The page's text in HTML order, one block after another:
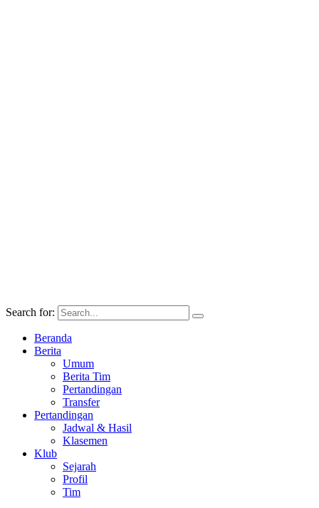
Search for:
Beranda
Berita
Umum
Berita Tim
Pertandingan
Transfer
Pertandingan
Jadwal & Hasil
Klasemen
Klub
Sejarah
Profil
Tim